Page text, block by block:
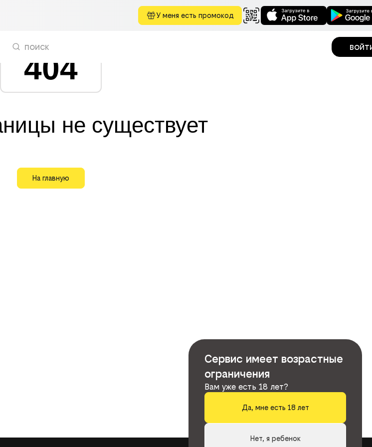
У меня есть промокод
поиск
404
не существует
На главную
Сервис имеет возрастные
ограничения
Вам уже есть 18 лет?
Да, мне есть 18 лет
Нет, я ребенок